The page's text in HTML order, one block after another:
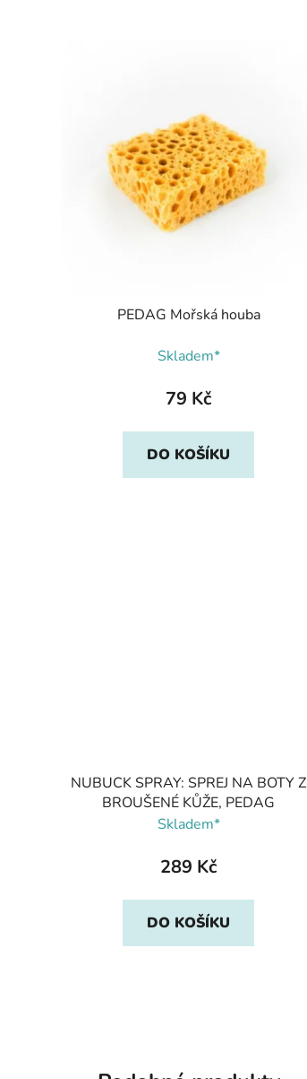
PEDAG Mořská houba
Skladem*
79 Kč
DO KOŠÍKU
NUBUCK SPRAY: SPREJ NA BOTY Z
BROUŠENÉ KŮŽE, PEDAG
Skladem*
289 Kč
DO KOŠÍKU